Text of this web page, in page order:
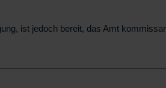
ist jedoch bereit, das Amt